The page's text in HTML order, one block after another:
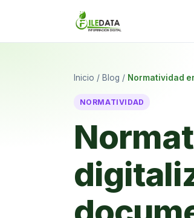
Inicio / Blog / Normatividad
NORMATIVIDAD